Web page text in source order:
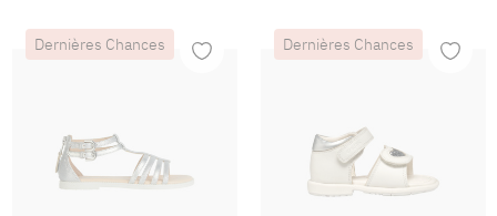
Dernières Chances Dernières Chances